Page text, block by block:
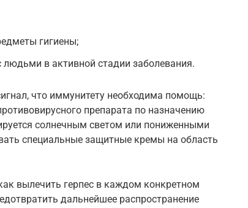
гигиены;
людьми в активной стадии заболевания.
что иммунитету необходима помощь:
препарата по назначению
солнечным светом или пониженными
специальные защитные кремы на область
вылечить герпес в каждом конкретном
дальнейшее распространение